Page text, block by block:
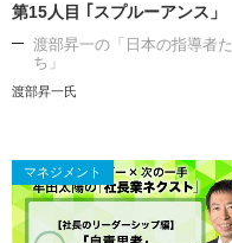
第15人目 ｢スプルーアンス」
渡部昇一の「日本の指導者た
ち」
渡部昇一氏
マネジメント